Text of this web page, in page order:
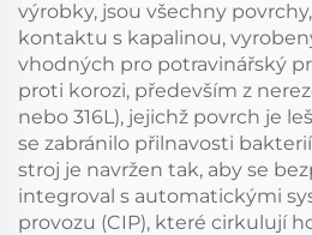
výrobky, jsou všechny
kontaktu s kapalinou,
vhodných pro potravinářský
proti korozi, především z
nebo 316L), jejichž povrch je
se zabránilo přilnavosti
stroj je navržen tak, aby se
integroval s automatickými
provozu (CIP), které cirkulují